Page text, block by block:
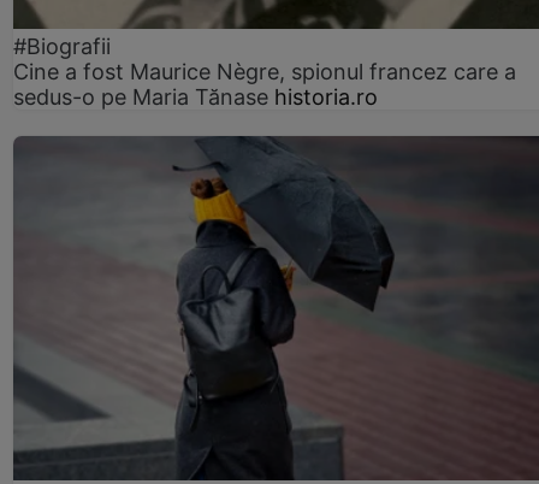
#Biografii
Cine a fost Maurice Nègre, spionul francez care a
sedus-o pe Maria Tănase historia.ro